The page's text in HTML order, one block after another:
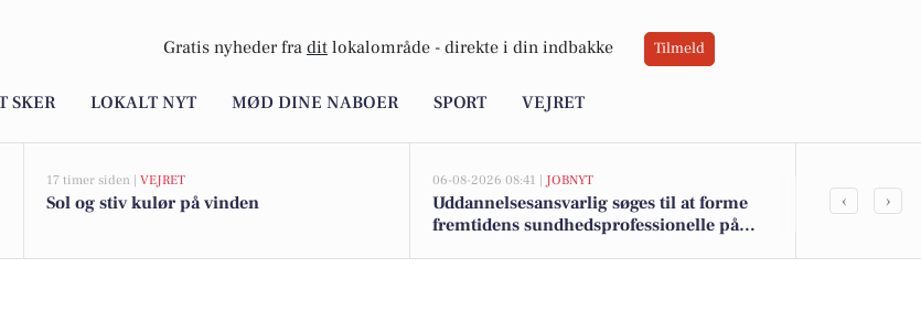
Gratis nyheder fra dit lokalområde - direkte i din indbakke Tilmeld
SKER LOKALT NYT MØD DINE NABOER SPORT VEJRET
17 timer siden | VEJRET
Sol og stiv kulør på vinden
06-08-2026 08:41 | JOBNYT
Uddannelsesansvarlig søges til at forme
fremtidens sundhedsprofessionelle på
Top 6 over
‹ ›